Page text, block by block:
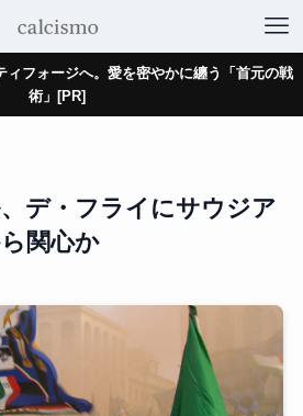
ィフォージへ。愛を密やかに纏う「首元の戦
術」[PR]
デ・フライにサウジア
関心か